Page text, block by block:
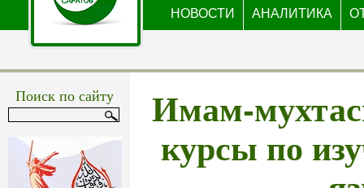
НОВОСТИ АНАЛИТИКА
Поиск по сайту Имам-
курсы по